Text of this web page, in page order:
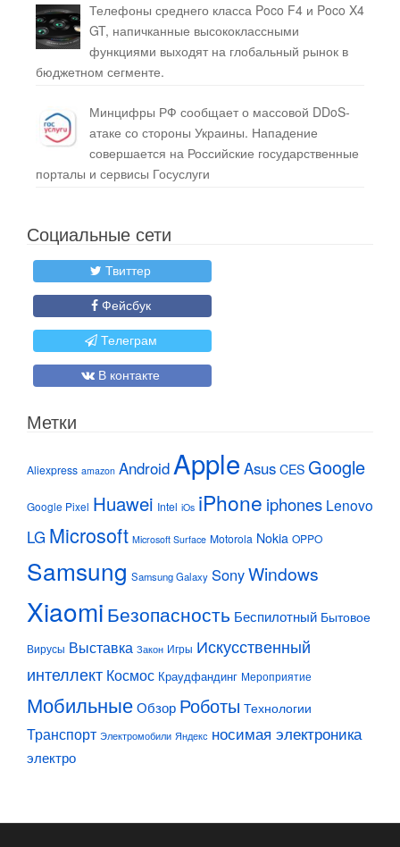
Телефоны среднего класса Poco F4 и Poco X4
GT, напичканные высококлассными
функциями выходят на глобальный рынок в
бюджетном сегменте.
Минцифры РФ сообщает о массовой DDoS-
атаке со стороны Украины. Нападение
совершается на Российские государственные
порталы и сервисы Госуслуги
Социальные сети
Твиттер
Фейсбук
Телеграм
В контакте
Метки
Aliexpress amazon Android Apple Asus CES Google
Google Pixel Huawei Intel iOs iPhone iphones Lenovo
LG Microsoft Microsoft Surface Motorola Nokia OPPO
Samsung Samsung Galaxy SonyWindows
Xiaomi Безопасность Беспилотный Бытовое
Вирусы Выставка Закон Игры Искусственный
интеллект Космос Краудфандинг Мероприятие
МобильныеОбзор Роботы Технологии
Транспорт Электромобили Яндекс носимая электроника
электро